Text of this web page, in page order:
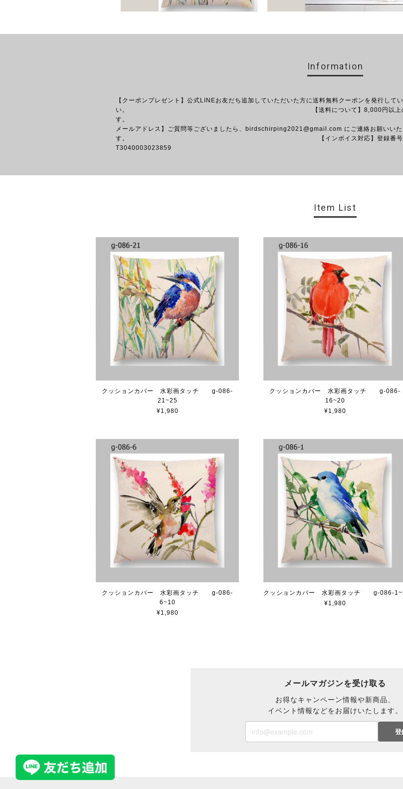
Information
【クーポンプレゼント】公式LINEお友だち追加していただいた方に送料無料クーポンを発行して
い。 【送料について】8,000円以上のご購入でも
す。 【シ
メールアドレス】ご質問等ございましたら、 birdschirping2021@gmail.com にご連絡お願いいた
す。 【インボイス対応】登録番号
Item List
クッションカバー 水彩画タッチ g-086-
21~25
¥1,980
クッションカバー 水彩画タッチ g-086-
16~20
¥1,980
クッションカバー 水彩画タッチ g-086-
6~10
¥1,980
クッションカバー 水彩画タッチ g-086-
¥1,980
メールマガジンを受け取る
お得なキャンペーン情報や新商品、
イベント情報などをお届けいたします。